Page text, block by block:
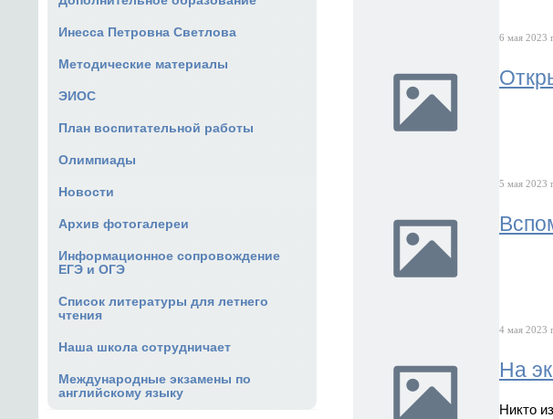
Инесса Петровна Светлова
Методические материалы
ЭИОС
План воспитательной работы
Олимпиады
Новости
Архив фотогалереи
Информационное сопровождение
ЕГЭ и ОГЭ
Список литературы для летнего
чтения
Наша школа сотрудничает
Международные экзамены по
английскому языку
6 мая 2023
5 мая 2023
4 мая 2023
На
Никто